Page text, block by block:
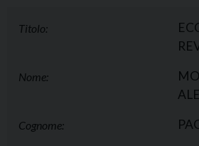
Titolo:
Nome:
Cognome: